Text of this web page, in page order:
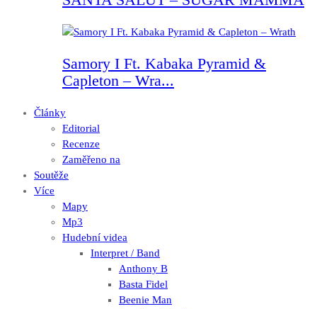
Samory I Ft. Kabaka Pyramid &
Capleton – Wra...
Články
Editorial
Recenze
Zaměřeno na
Soutěže
Více
Mapy
Mp3
Hudební videa
Interpret / Band
Anthony B
Basta Fidel
Beenie Man